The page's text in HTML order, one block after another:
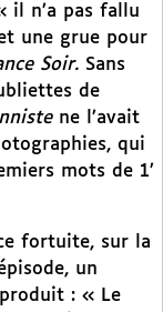
il n’a pas fallu
une grue pour
Soir. Sans
de
ne l’avait
qui
mots de 1’
fortuite, sur la
un
: « Le